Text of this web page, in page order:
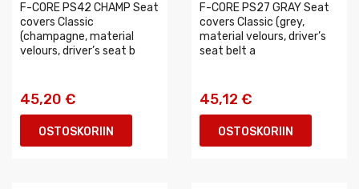
F-CORE PS42 CHAMP Seat
covers Classic
(champagne, material
velours, driver’s seat b
45,20 €
OSTOSKORIIN
F-CORE PS27 GRAY Seat
covers Classic (grey,
material velours, driver’s
seat belt a
45,12 €
OSTOSKORIIN